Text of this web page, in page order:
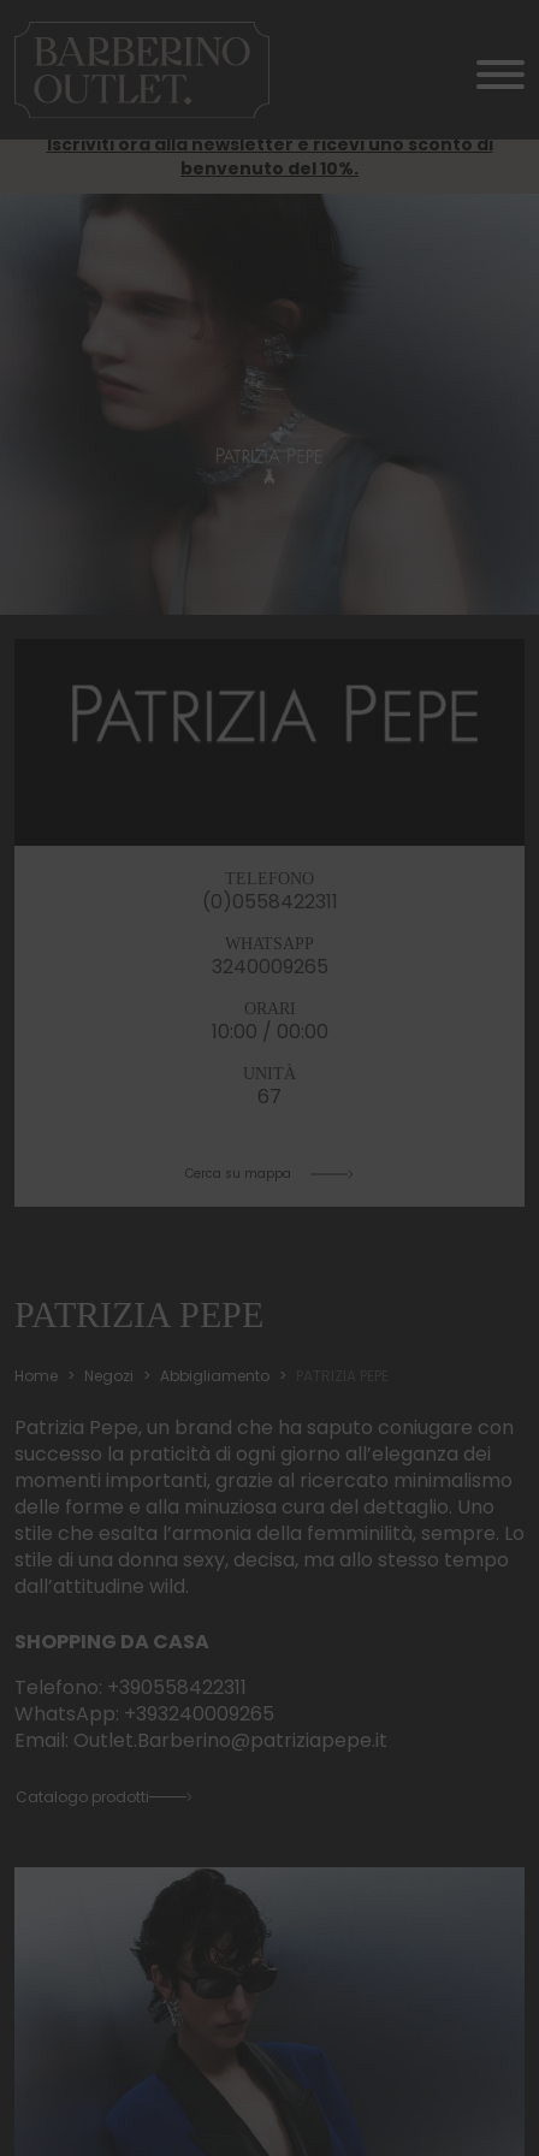
Iscriviti ora alla newsletter e ricevi uno sconto di
benvenuto del 10%.
TELEFONO
(0)0558422311
WHATSAPP
3240009265
ORARI
10:00 / 00:00
UNITÀ
67
Cerca su mappa
PATRIZIA PEPE
Home Negozi Abbigliamento
Patrizia Pepe, un brand che ha saputo coniugare con
successo la praticità di ogni giorno all’eleganza dei
momenti importanti, grazie al ricercato minimalismo
delle forme e alla minuziosa cura del dettaglio. Uno
stile che esalta l’armonia della femminilità, sempre. Lo
stile di una donna sexy, decisa, ma allo stesso tempo
dall’attitudine wild.
SHOPPING DA CASA
Telefono: +390558422311
WhatsApp: +393240009265
Email: Outlet.Barberino@patriziapepe.it
Catalogo prodotti